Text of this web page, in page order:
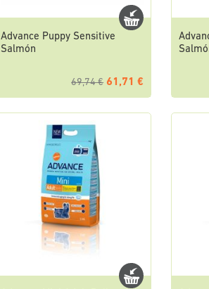
Advance Puppy Sensitive
Salmón
69,74 € 61,71 €